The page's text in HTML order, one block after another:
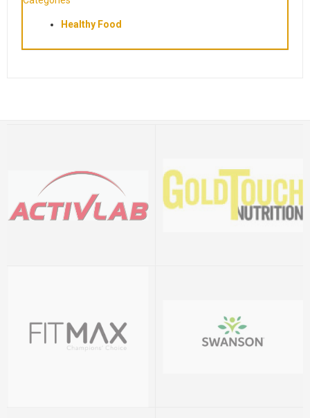
Healthy Food